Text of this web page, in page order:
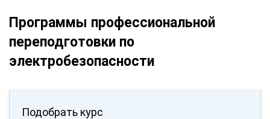
Программы профессиональной
переподготовки по
электробезопасности
Подобрать курс